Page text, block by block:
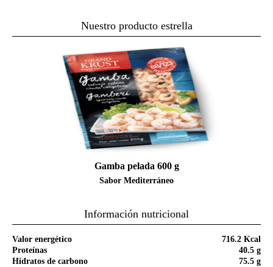
Nuestro producto estrella
Gamba pelada 600 g
Sabor Mediterráneo
Información nutricional
Valor energético
716.2 Kcal
Proteínas
40.5 g
Hidratos de carbono
75.5 g